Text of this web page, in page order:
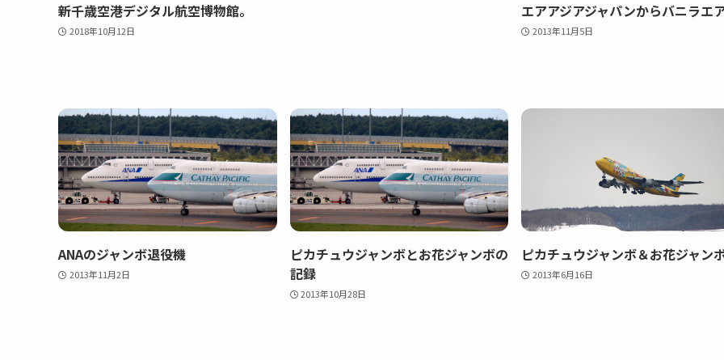
新千歳空港デジタル航空博物館。
2018年10月12日
エアアジアジャパンからバニラエ
2013年11月5日
ANAのジャンボ退役機
2013年11月2日
ピカチュウジャンボとお花ジャンボの
記録
2013年10月28日
ピカチュウジャンボ＆お花ジャン
2013年6月16日